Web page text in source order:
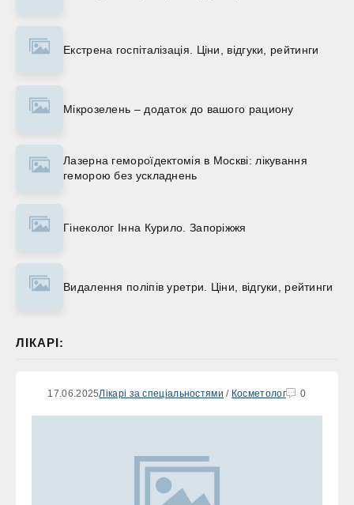
Екстрена госпіталізація. Ціни, відгуки, рейтинги
Мікрозелень – додаток до вашого рациону
Лазерна гемороїдектомія в Москві: лікування
геморою без ускладнень
Гінеколог Інна Курило. Запоріжжя
Видалення поліпів уретри. Ціни, відгуки, рейтинги
ЛІКАРІ:
17.06.2025Лікарі за спеціальностями / Косметолог 0